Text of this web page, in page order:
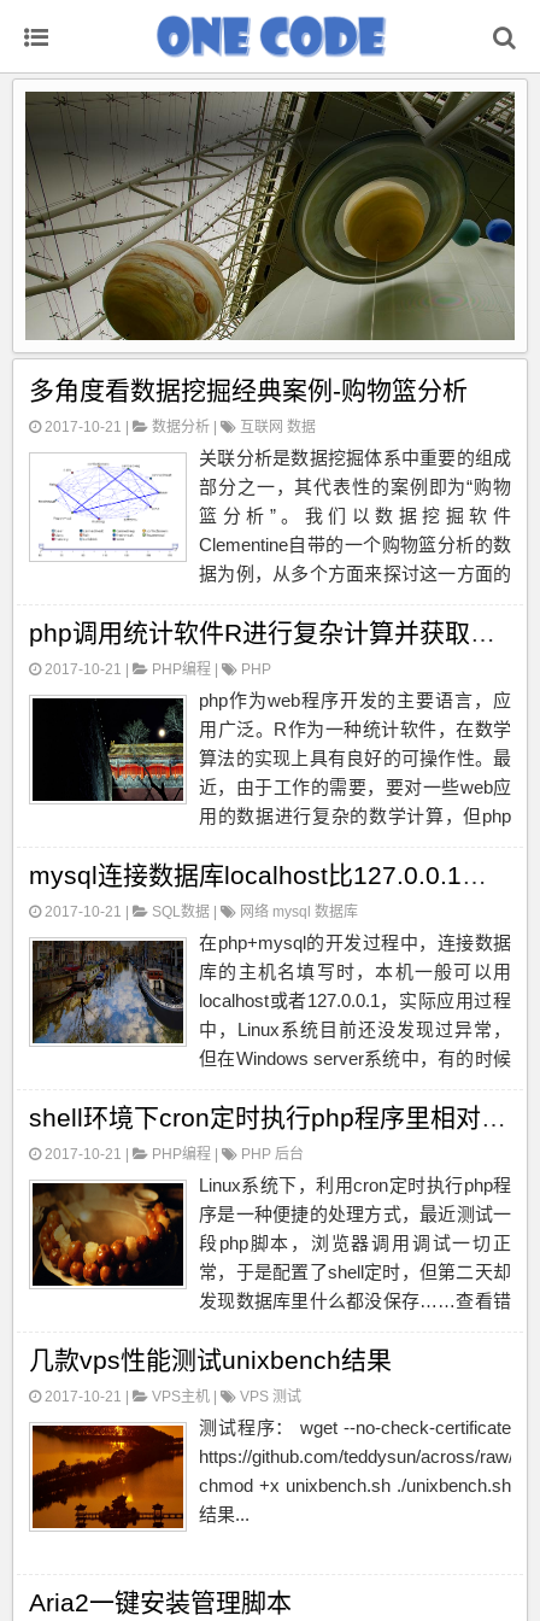
多角度看数据挖掘经典案例-购物篮分析
2017-10-21 | 数据分析 | 互联网 数据
关联分析是数据挖掘体系中重要的组成
部分之一，其代表性的案例即为“购物
篮分析”。我们以数据挖掘软件
Clementine自带的一个购物篮分析的数
据为例，从多个方面来探讨这一方面的
一群用户购买了很多产品之后，哪些产
品同时购买的几率比较高？买了A产品
的同时买哪个产品的几率比...
php调用统计软件R进行复杂计算并获取结果的技术实现
2017-10-21 | PHP编程 | PHP
php作为web程序开发的主要语言，应
用广泛。R作为一种统计软件，在数学
算法的实现上具有良好的可操作性。最
近，由于工作的需要，要对一些web应
用的数据进行复杂的数学计算，但php
以满足需求，数十行代码的效率抵不上
R中的一个函数，经过研究，最终实现
了在ph...
mysql连接数据库localhost比127.0.0.1慢的问题
2017-10-21 | SQL数据 | 网络 mysql 数据库
在php+mysql的开发过程中，连接数据
库的主机名填写时，本机一般可以用
localhost或者127.0.0.1，实际应用过程
中，Linux系统目前还没发现过异常，
但在Windows server系统中，有的时候
的情况，一般一页都需要1秒以上... shell环境下cron定时执行php程序里相对引用的问题
2017-10-21 | PHP编程 | PHP 后台
Linux系统下，利用cron定时执行php程
序是一种便捷的处理方式，最近测试一
段php脚本，浏览器调用调试一切正
常，于是配置了shell定时，但第二天却
发现数据库里什么都没保存……查看错
一行代码，发现是一个相对引用，之前
这段脚本也定时执行过，执行的程...
几款vps性能测试unixbench结果
2017-10-21 | VPS主机 | VPS 测试
测试程序： wget --no-check-certificate
https://github.com/teddysun/across/raw/
chmod +x unixbench.sh ./unixbench.sh
结果...
Aria2一键安装管理脚本